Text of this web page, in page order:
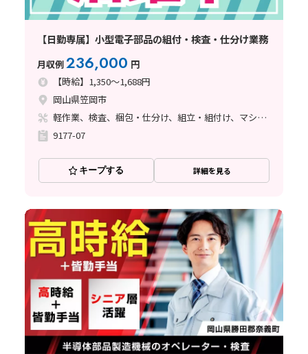
【日勤専属】小型電子部品の組付・検査・仕分け業務
月収例236,000 円
【時給】1,350～1,688円
岡山県笠岡市
軽作業、検査、梱包・仕分け、組立・組付け、マシンオペレーター、ハンダ付け
9177-07
キープする 詳細を見る